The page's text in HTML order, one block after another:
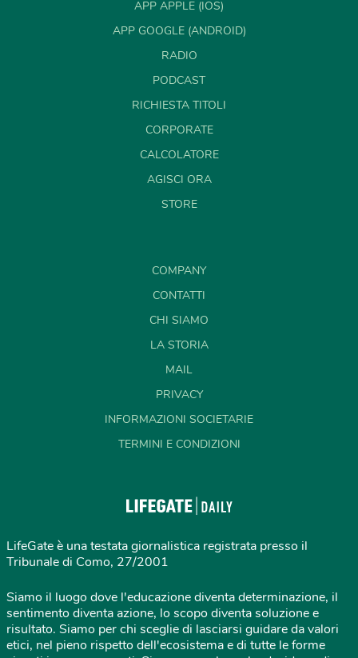
APP APPLE (IOS)
APP GOOGLE (ANDROID)
RADIO
PODCAST
RICHIESTA TITOLI
CORPORATE
CALCOLATORE
AGISCI ORA
STORE
COMPANY
CONTATTI
CHI SIAMO
LA STORIA
MAIL
PRIVACY
INFORMAZIONI SOCIETARIE
TERMINI E CONDIZIONI
LifeGate è una testata giornalistica registrata presso il
Tribunale di Como, 27/2001
Siamo il luogo dove l'educazione diventa determinazione, il
sentimento diventa azione, lo scopo diventa soluzione e
risultato. Siamo per chi sceglie di lasciarsi guidare da valori
etici, nel pieno rispetto dell'ecosistema e di tutte le forme